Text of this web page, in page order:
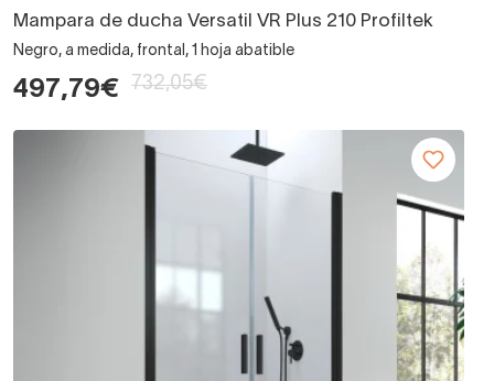
Mampara de ducha Versatil VR Plus 210 Profiltek
Negro, a medida, frontal, 1 hoja abatible
497,79€ 732,05€